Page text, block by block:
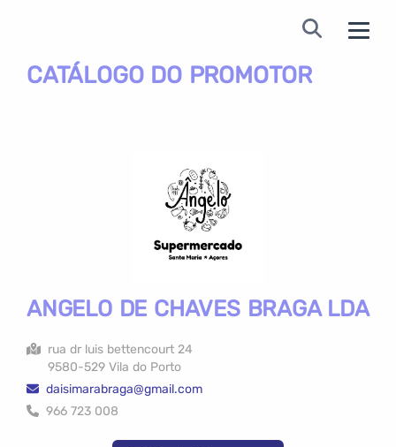
CATÁLOGO DO PROMOTOR
ANGELO DE CHAVES BRAGA LDA
rua dr luis bettencourt 24
9580-529 Vila do Porto
daisimarabraga@gmail.com
966 723 008